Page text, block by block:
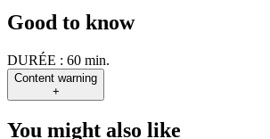
Good to know
DURÉE : 60 min.
Content warning
+
You might also like